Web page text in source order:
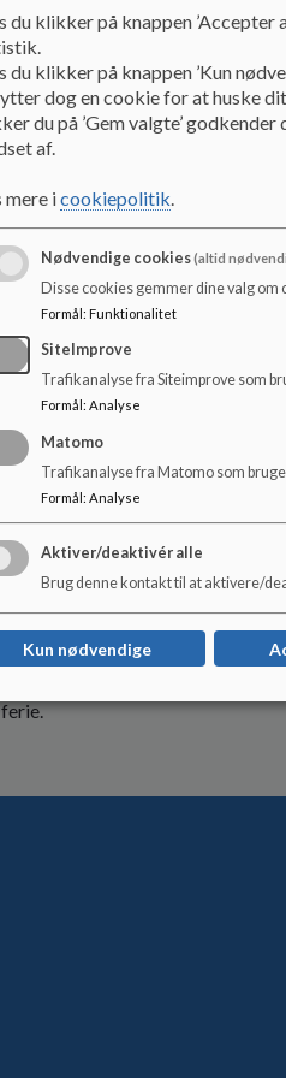
At starte i skole er en
hvor dit barn får en
Læs mere
du klikker på knappen
du klikker på knappen ’Kun
dog en cookie for at huske
du på ’Gem valgte’
af.
mere icookiepolitik.
Nødvendige cookies(altid
Disse cookies gemmer dine valg om
Formål: Funktionalitet
SiteImprove
Trafikanalyse fra Siteimprove som
Formål : Analyse
Matomo
Trafikanalyse fra Matomo som
Formål : Analyse
Aktiver/deaktivér alle
Brug denne kontakt til at aktivere/
Kun nødvendige